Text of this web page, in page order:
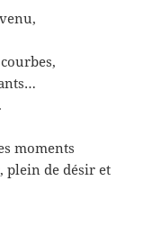
moments
plein de désir et